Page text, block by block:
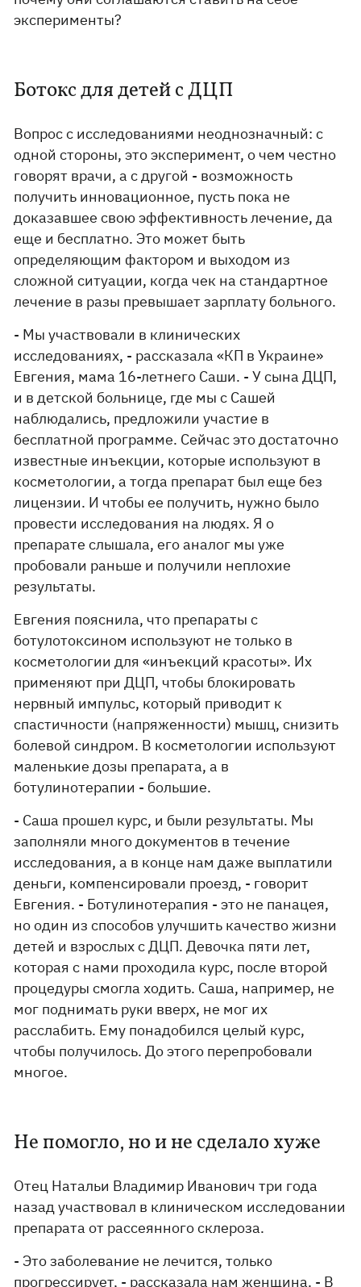
эксперименты?
Ботокс для детей с ДЦП
Вопрос с исследованиями неоднозначный: с
одной стороны, это эксперимент, о чем честно
говорят врачи, а с другой - возможность
получить инновационное, пусть пока не
доказавшее свою эффективность лечение, да
еще и бесплатно. Это может быть
определяющим фактором и выходом из
сложной ситуации, когда чек на стандартное
лечение в разы превышает зарплату больного.
- Мы участвовали в клинических
исследованиях, - рассказала «КП в Украине»
Евгения, мама 16-летнего Саши. - У сына ДЦП,
и в детской больнице, где мы с Сашей
наблюдались, предложили участие в
бесплатной программе. Сейчас это достаточно
известные инъекции, которые используют в
косметологии, а тогда препарат был еще без
лицензии. И чтобы ее получить, нужно было
провести исследования на людях. Я о
препарате слышала, его аналог мы уже
пробовали раньше и получили неплохие
результаты.
Евгения пояснила, что препараты с
ботулотоксином используют не только в
косметологии для «инъекций красоты». Их
применяют при ДЦП, чтобы блокировать
нервный импульс, который приводит к
спастичности (напряженности) мышц, снизить
болевой синдром. В косметологии используют
маленькие дозы препарата, а в
ботулинотерапии - большие.
- Саша прошел курс, и были результаты. Мы
заполняли много документов в течение
исследования, а в конце нам даже выплатили
деньги, компенсировали проезд, - говорит
Евгения. - Ботулинотерапия - это не панацея,
но один из способов улучшить качество жизни
детей и взрослых с ДЦП. Девочка пяти лет,
которая с нами проходила курс, после второй
процедуры смогла ходить. Саша, например, не
мог поднимать руки вверх, не мог их
расслабить. Ему понадобился целый курс,
чтобы получилось. До этого перепробовали
многое.
Не помогло, но и не сделало хуже
Отец Натальи Владимир Иванович три года
назад участвовал в клиническом исследовании
препарата от рассеянного склероза.
- Это заболевание не лечится, только
прогрессирует, - рассказала нам женщина. - В